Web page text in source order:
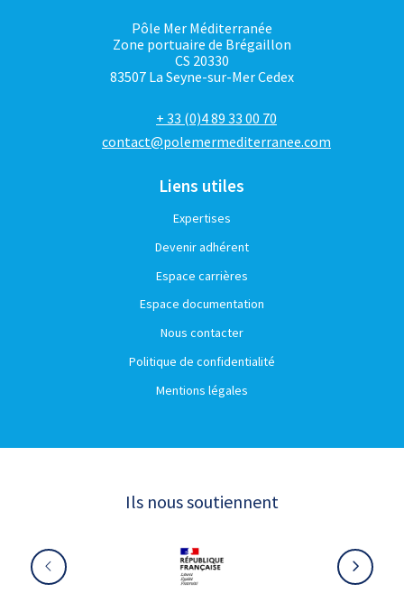
Pôle Mer Méditerranée
Zone portuaire de Brégaillon
CS 20330
83507 La Seyne-sur-Mer Cedex
+ 33 (0)4 89 33 00 70
contact@polemermediterranee.com
Liens utiles
Expertises
Devenir adhérent
Espace carrières
Espace documentation
Nous contacter
Politique de confidentialité
Mentions légales
Ils nous soutiennent